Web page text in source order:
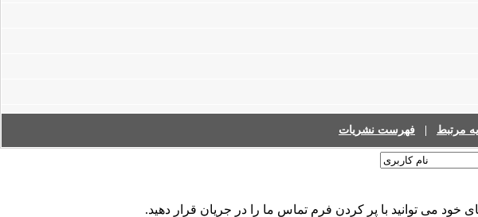
مرتبط فهرست نشریات
خود می توانید با پر کردن فرم تماس ما را در جریان قرار دهید.